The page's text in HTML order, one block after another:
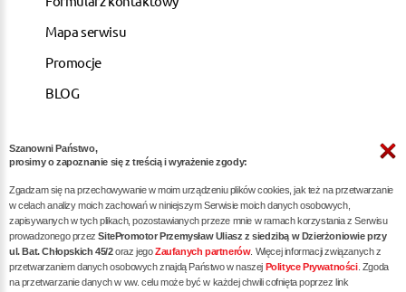
Mapa serwisu
Promocje
BLOG
ARTYKUŁY
Pozycjonowanie dla kancelarii notarialnych -
skuteczna promocja w internecie
Skuteczne Pozycjonowanie, Marketing internetowy i
Reklama dla Siłowni oraz Trenerów Personalnych
Szanowni Państwo,
prosimy o zapoznanie się z treścią i wyrażenie zgody:
Zgadzam się na przechowywanie w moim urządzeniu plików cookies, jak też na przetwarzanie
w celach analizy moich zachowań w niniejszym Serwisie moich danych osobowych,
zapisywanych w tych plikach, pozostawianych przeze mnie w ramach korzystania z Serwisu
prowadzonego przezSitePromotor Przemysław Uliasz z siedzibą w Dzierżoniowie przy
ul. Bat. Chłopskich 45/2oraz jegoZaufanych partnerów. Więcej informacji związanych z
przetwarzaniem danych osobowych znajdą Państwo w naszej Polityce Prywatności. Zgoda
na przetwarzanie danych w ww. celu może być w każdej chwili cofnięta poprzez link